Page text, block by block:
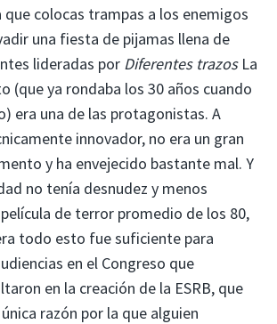
colocas trampas a los enemigos
una fiesta de pijamas llena de
lideradas por Diferentes trazosLa
(que ya rondaba los 30 años cuando
era una de las protagonistas. A
innovador, no era un gran
y ha envejecido bastante mal. Y
no tenía desnudez y menos
de terror promedio de los 80,
todo esto fue suficiente para
en el Congreso que
en la creación de la ESRB, que
razón por la que alguien